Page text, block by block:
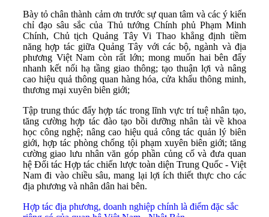
Bày tỏ chân thành cảm ơn trước sự quan tâm và các ý kiến
chỉ đạo sâu sắc của Thủ tướng Chính phủ Phạm Minh
Chính, Chủ tịch Quảng Tây Vi Thao khẳng định tiềm
năng hợp tác giữa Quảng Tây với các bộ, ngành và địa
phương Việt Nam còn rất lớn; mong muốn hai bên đẩy
nhanh kết nối hạ tầng giao thông; tạo thuận lợi và nâng
cao hiệu quả thông quan hàng hóa, cửa khẩu thông minh,
thương mại xuyên biên giới;
Tập trung thúc đẩy hợp tác trong lĩnh vực trí tuệ nhân tạo,
tăng cường hợp tác đào tạo bồi dưỡng nhân tài về khoa
học công nghệ; nâng cao hiệu quả công tác quản lý biên
giới, hợp tác phòng chống tội phạm xuyên biên giới; tăng
cường giao lưu nhân văn góp phần củng cố và đưa quan
hệ Đối tác Hợp tác chiến lược toàn diện Trung Quốc - Việt
Nam đi vào chiều sâu, mang lại lợi ích thiết thực cho các
địa phương và nhân dân hai bên.
Hợp tác địa phương, doanh nghiệp chính là điểm đặc sắc